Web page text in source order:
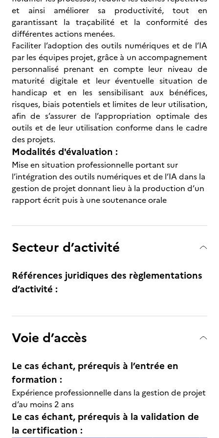
et ainsi améliorer sa productivité, tout en
garantissant la traçabilité et la conformité des
différentes actions menées.
Faciliter l’adoption des outils numériques et de l’IA
par les équipes projet, grâce à un accompagnement
personnalisé prenant en compte leur niveau de
maturité digitale et leur éventuelle situation de
handicap et en les sensibilisant aux bénéfices,
risques, biais potentiels et limites de leur utilisation,
afin de s’assurer de l’appropriation optimale des
outils et de leur utilisation conforme dans le cadre
des projets.
Modalités d'évaluation :
Mise en situation professionnelle portant sur
l’intégration des outils numériques et de l’IA dans la
gestion de projet donnant lieu à la production d’un
rapport écrit puis à une soutenance orale
Secteur d’activité
Références juridiques des règlementations
d’activité :
Voie d’accès
Le cas échant, prérequis à l’entrée en
formation :
Expérience professionnelle dans la gestion de projet
d’au moins 2 ans
Le cas échant, prérequis à la validation de
la certification :